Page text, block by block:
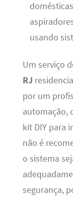
usando
Um serviço
RJ
por um
automação,
kit DIY para
não é
o sistema
segurança,